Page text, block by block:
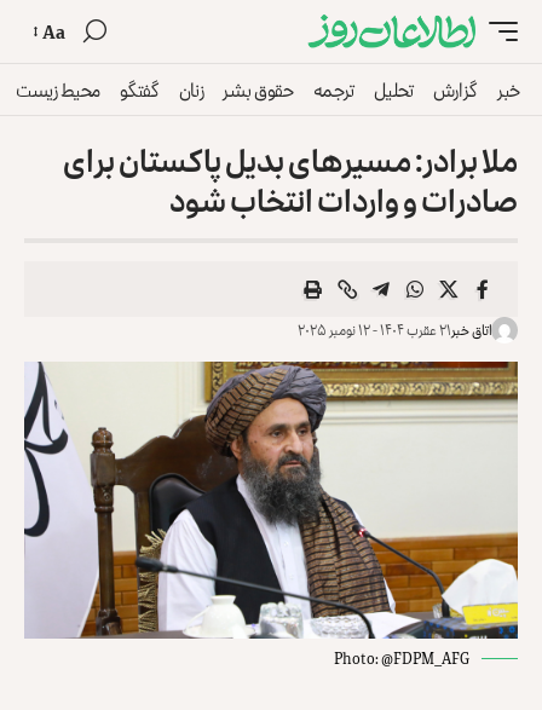
Aa
خبر گزارش تحلیل ترجمه حقوق بشر زنان گفتگو محیط زیست
ملا برادر: مسیرهای بدیل پاکستان برای
صادرات و واردات انتخاب شود
اتاق خبر۲۱ عقرب ۱۴۰۴ - ۱۲ نومبر ۲۰۲۵
Photo: @FDPM_AFG